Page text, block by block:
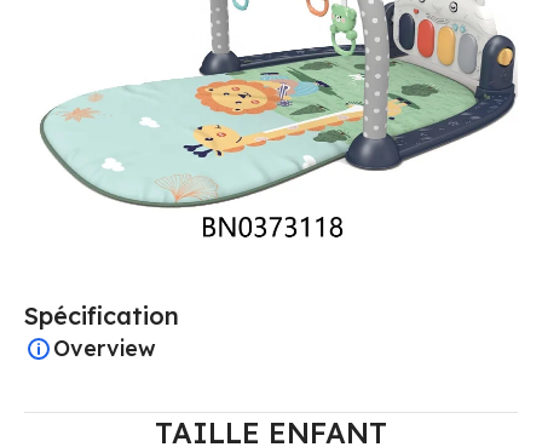
Spécification
Overview
TAILLE ENFANT